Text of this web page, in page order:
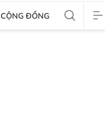
CỘNG ĐỒNG